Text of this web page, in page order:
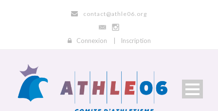
contact@athle06.org
Connexion Inscription